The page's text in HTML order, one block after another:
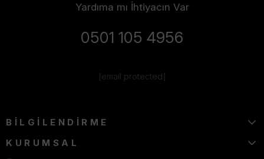
Yardıma mı İhtiyacın Var
0501 105 4956
[email protected]
BİLGİLENDİRME
KURUMSAL